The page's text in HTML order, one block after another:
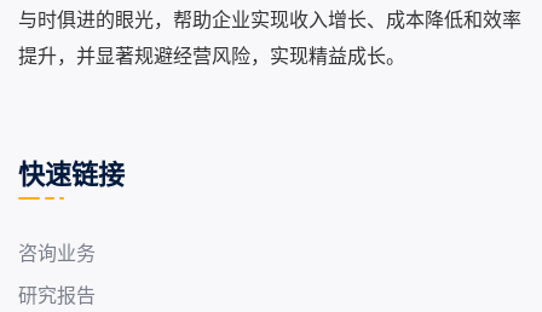
与时俱进的眼光，帮助企业实现收入增长、成本降低和效率
提升，并显著规避经营风险，实现精益成长。
快速链接
咨询业务
研究报告